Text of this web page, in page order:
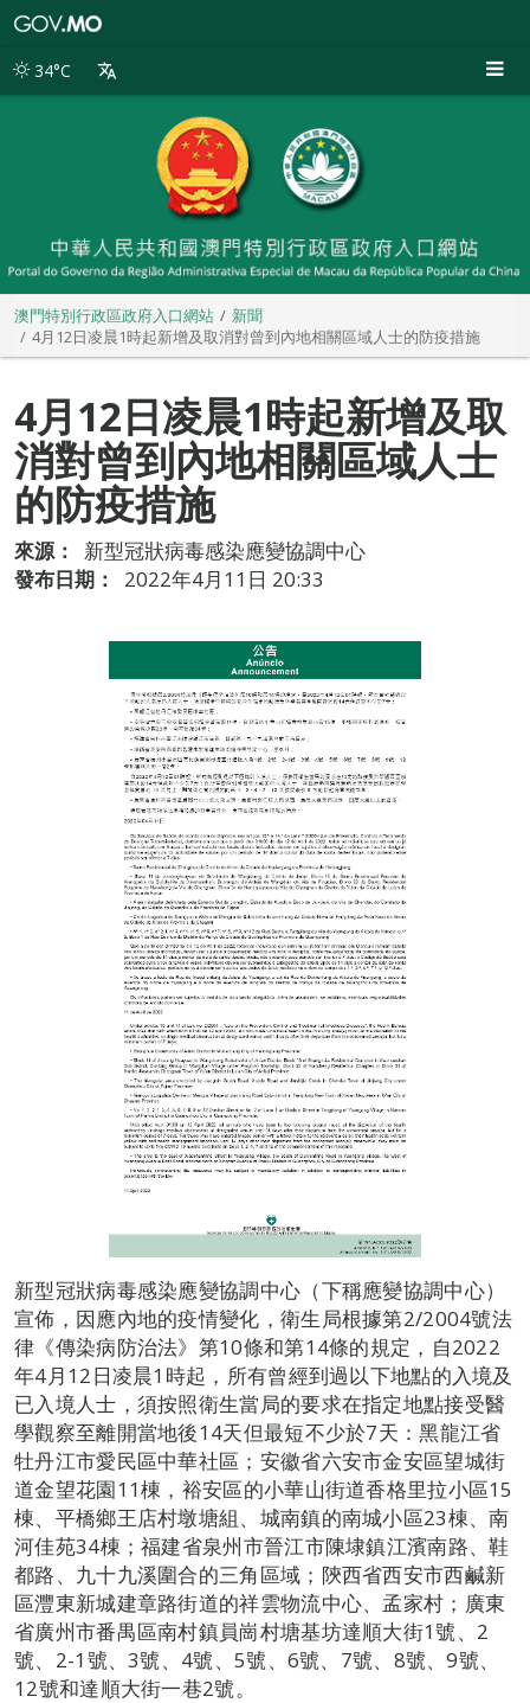
別
34°C
澳門特別行政區政府入口網站
新聞
4月12日凌晨1時起新增及取消對曾到內地相關區域人士的防疫措施
4月12日凌晨1時起新增及取
消對曾到內地相關區域人士
的防疫措施
來源：
新型冠狀病毒感染應變協調中心
發布日期：
2022年4月11日 20:33
新型冠狀病毒感染應變協調中心（下稱應變協調中心）
宣佈，因應內地的疫情變化，衛生局根據第2/2004號法
律《傳染病防治法》第10條和第14條的規定，自2022
年4月12日凌晨1時起，所有曾經到過以下地點的入境及
已入境人士，須按照衛生當局的要求在指定地點接受醫
學觀察至離開當地後14天但最短不少於7天：黑龍江省
牡丹江市愛民區中華社區；安徽省六安市金安區望城街
道金望花園11棟，裕安區的小華山街道香格里拉小區15
棟、平橋鄉王店村墩塘組、城南鎮的南城小區23棟、南
河佳苑34棟；福建省泉州市晉江市陳埭鎮江濱南路、鞋
都路、九十九溪圍合的三角區域；陝西省西安市西鹹新
區灃東新城建章路街道的祥雲物流中心、孟家村；廣東
省廣州市番禺區南村鎮員崗村塘基坊達順大街1號、2
號、2-1號、3號、4號、5號、6號、7號、8號、9號、
12號和達順大街一巷2號。